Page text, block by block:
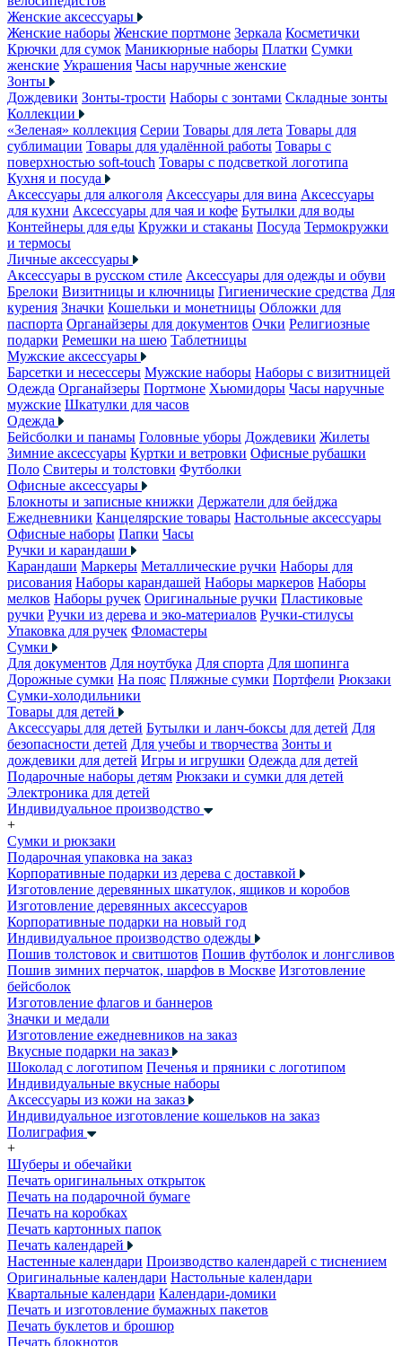
Женские аксессуары
Женские наборы Женские портмоне Зеркала Косметички
Крючки для сумок Маникюрные наборы Платки Сумки
женские Украшения Часы наручные женские
Зонты
Дождевики Зонты-трости Наборы с зонтами Складные зонты
Коллекции
«Зеленая» коллекция Серии Товары для лета Товары для
сублимации Товары для удалённой работы Товары с
поверхностью soft-touch Товары с подсветкой логотипа
Кухня и посуда
Аксессуары для алкоголя Аксессуары для вина Аксессуары
для кухни Аксессуары для чая и кофе Бутылки для воды
Контейнеры для еды Кружки и стаканы Посуда Термокружки
и термосы
Личные аксессуары
Аксессуары в русском стиле Аксессуары для одежды и обуви
Брелоки Визитницы и ключницы Гигиенические средства Для
курения Значки Кошельки и монетницы Обложки для
паспорта Органайзеры для документов Очки Религиозные
подарки Ремешки на шею Таблетницы
Мужские аксессуары
Барсетки и несессеры Мужские наборы Наборы с визитницей
Одежда Органайзеры Портмоне Хьюмидоры Часы наручные
мужские Шкатулки для часов
Одежда
Бейсболки и панамы Головные уборы Дождевики Жилеты
Зимние аксессуары Куртки и ветровки Офисные рубашки
Поло Свитеры и толстовки Футболки
Офисные аксессуары
Блокноты и записные книжки Держатели для бейджа
Ежедневники Канцелярские товары Настольные аксессуары
Офисные наборы Папки Часы
Ручки и карандаши
Карандаши Маркеры Металлические ручки Наборы для
рисования Наборы карандашей Наборы маркеров Наборы
мелков Наборы ручек Оригинальные ручки Пластиковые
ручки Ручки из дерева и эко-материалов Ручки-стилусы
Упаковка для ручек Фломастеры
Сумки
Для документов Для ноутбука Для спорта Для шопинга
Дорожные сумки На пояс Пляжные сумки Портфели Рюкзаки
Сумки-холодильники
Товары для детей
Аксессуары для детей Бутылки и ланч-боксы для детей Для
безопасности детей Для учебы и творчества Зонты и
дождевики для детей Игры и игрушки Одежда для детей
Подарочные наборы детям Рюкзаки и сумки для детей
Электроника для детей
Индивидуальное производство
+
Сумки и рюкзаки
Подарочная упаковка на заказ
Корпоративные подарки из дерева с доставкой
Изготовление деревянных шкатулок, ящиков и коробов
Изготовление деревянных аксессуаров
Корпоративные подарки на новый год
Индивидуальное производство одежды
Пошив толстовок и свитшотов Пошив футболок и лонгсливов
Пошив зимних перчаток, шарфов в Москве Изготовление
бейсболок
Изготовление флагов и баннеров
Значки и медали
Изготовление ежедневников на заказ
Вкусные подарки на заказ
Шоколад с логотипом Печенья и пряники с логотипом
Индивидуальные вкусные наборы
Аксессуары из кожи на заказ
Индивидуальное изготовление кошельков на заказ
Полиграфия
+
Шуберы и обечайки
Печать оригинальных открыток
Печать на подарочной бумаге
Печать на коробках
Печать картонных папок
Печать календарей
Настенные календари Производство календарей с тиснением
Оригинальные календари Настольные календари
Квартальные календари Календари-домики
Печать и изготовление бумажных пакетов
Печать буклетов и брошюр
Печать блокнотов